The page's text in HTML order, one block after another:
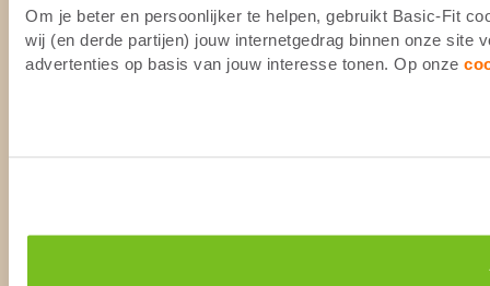
Om je beter en persoonlijker te helpen, gebruikt Basic-Fit
wij (en derde partijen) jouw internetgedrag binnen onze site
advertenties op basis van jouw interesse tonen. Op onze